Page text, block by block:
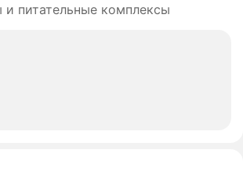
и питательные комплексы